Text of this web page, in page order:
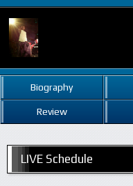
Biography
Review
LIVE Schedule